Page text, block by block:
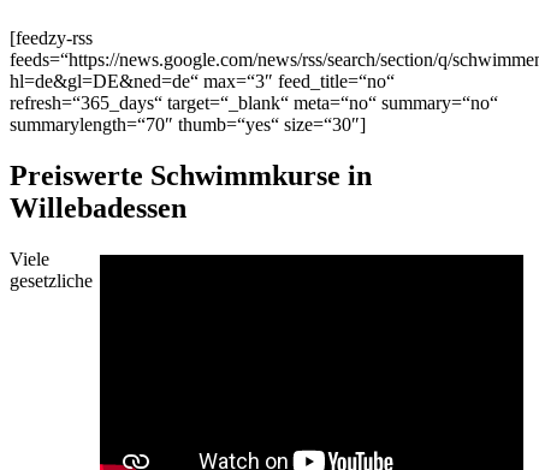
[feedzy-rss
feeds=“https://news.google.com/news/rss/search/section/q/
hl=de&gl=DE&ned=de“ max=“3″ feed_title=“no“
refresh=“365_days“ target=“_blank“ meta=“no“ summary=“no“
summarylength=“70″ thumb=“yes“ size=“30″]
Preiswerte Schwimmkurse in
Willebadessen
Viele
gesetzliche